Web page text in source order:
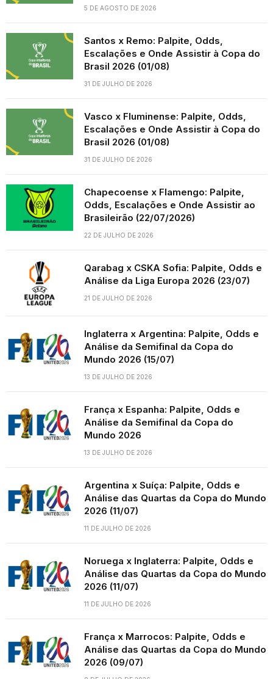
5 DE AGOSTO DE 2026
Santos x Remo: Palpite, Odds,
Escalações e Onde Assistir à Copa do
Brasil 2026 (01/08)
31 DE JULHO DE 2026
Vasco x Fluminense: Palpite, Odds,
Escalações e Onde Assistir à Copa do
Brasil 2026 (01/08)
31 DE JULHO DE 2026
Chapecoense x Flamengo: Palpite,
Odds, Escalações e Onde Assistir ao
Brasileirão (22/07/2026)
22 DE JULHO DE 2026
Qarabag x CSKA Sofia: Palpite, Odds e
Análise da Liga Europa 2026 (23/07)
21 DE JULHO DE 2026
Inglaterra x Argentina: Palpite, Odds e
Análise da Semifinal da Copa do
Mundo 2026 (15/07)
13 DE JULHO DE 2026
França x Espanha: Palpite, Odds e
Análise da Semifinal da Copa do
Mundo 2026
13 DE JULHO DE 2026
Argentina x Suíça: Palpite, Odds e
Análise das Quartas da Copa do Mundo
2026 (11/07)
11 DE JULHO DE 2026
Noruega x Inglaterra: Palpite, Odds e
Análise das Quartas da Copa do Mundo
2026 (11/07)
11 DE JULHO DE 2026
França x Marrocos: Palpite, Odds e
Análise das Quartas da Copa do Mundo
2026 (09/07)